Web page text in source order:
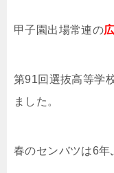
甲子園出場常連の
第91回選抜高等学
ました。
春のセンバツは6年